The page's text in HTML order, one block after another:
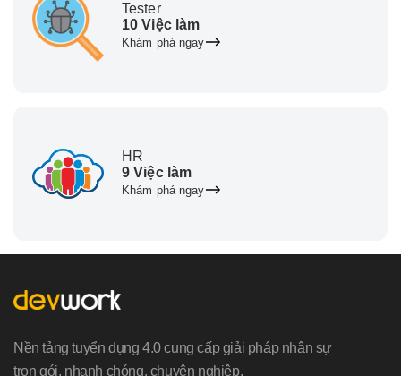
Tester
10 Việc làm
Khám phá ngay
HR
9 Việc làm
Khám phá ngay
Nền tảng tuyển dụng 4.0 cung cấp giải pháp nhân sự
trọn gói, nhanh chóng, chuyên nghiệp,